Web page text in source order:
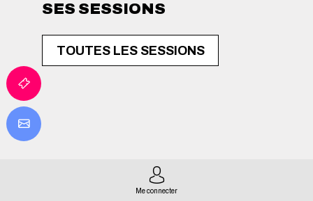
SES SESSIONS
TOUTES LES SESSIONS
Me connecter